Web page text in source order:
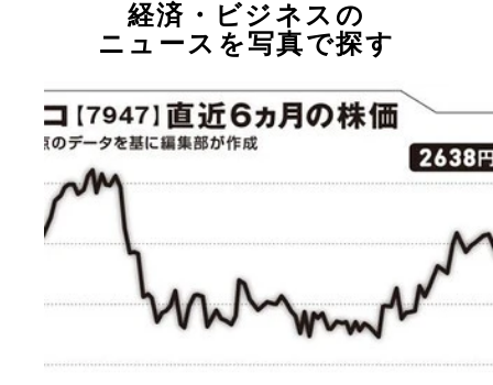
経済・ビジネスの
ニュースを写真で探す